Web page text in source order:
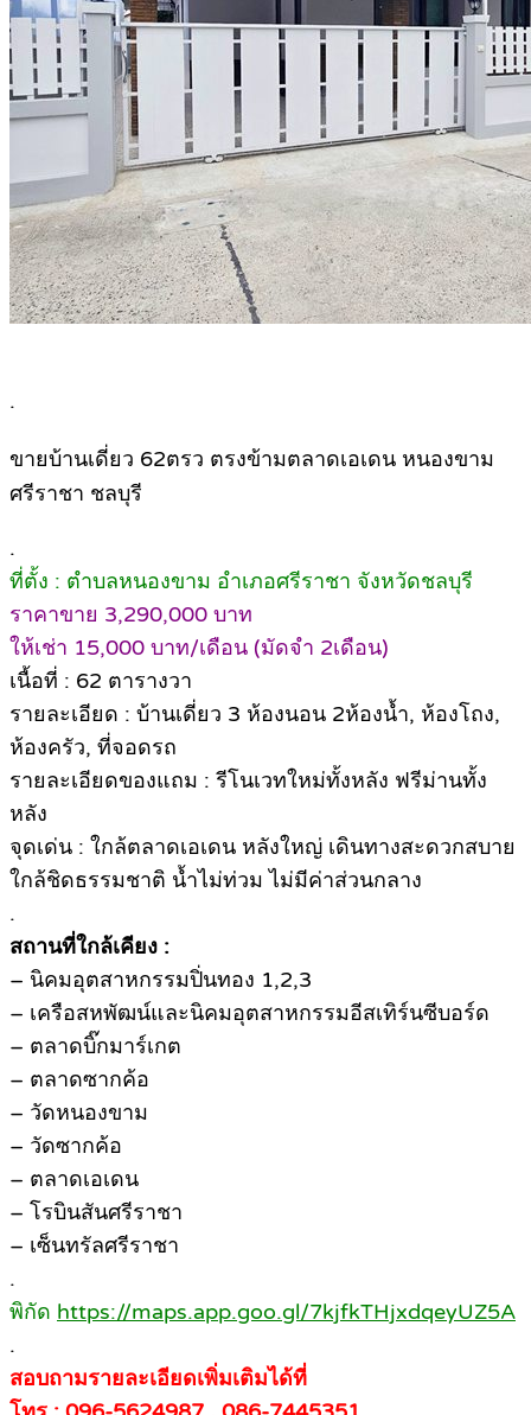
.
ขายบ้านเดี่ยว 62ตรว ตรงข้ามตลาดเอเดน หนองขาม
ศรีราชา ชลบุรี
.
ที่ตั้ง : ตำบลหนองขาม อำเภอศรีราชา จังหวัดชลบุรี
ราคาขาย 3,290,000 บาท
ให้เช่า 15,000 บาท/เดือน (มัดจำ 2เดือน)
เนื้อที่ : 62 ตารางวา
รายละเอียด : บ้านเดี่ยว 3 ห้องนอน 2ห้องน้ำ, ห้องโถง,
ห้องครัว, ที่จอดรถ
รายละเอียดของแถม : รีโนเวทใหม่ทั้งหลัง ฟรีม่านทั้ง
หลัง
จุดเด่น : ใกล้ตลาดเอเดน หลังใหญ่ เดินทางสะดวกสบาย
ใกล้ชิดธรรมชาติ น้ำไม่ท่วม ไม่มีค่าส่วนกลาง
.
สถานที่ใกล้เคียง :
– นิคมอุตสาหกรรมปิ่นทอง 1,2,3
– เครือสหพัฒน์และนิคมอุตสาหกรรมอีสเทิร์นซีบอร์ด
– ตลาดบิ๊กมาร์เกต
– ตลาดซากค้อ
– วัดหนองขาม
– วัดซากค้อ
– ตลาดเอเดน
– โรบินสันศรีราชา
– เซ็นทรัลศรีราชา
.
พิกัด https://maps.app.goo.gl/7kjfkTHjxdqeyUZ5A
.
สอบถามรายละเอียดเพิ่มเติมได้ที่